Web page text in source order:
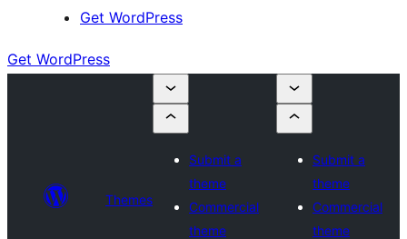
Get WordPress
Get WordPress
Themes
Submit a
theme
Commercial
theme
Submit a
theme
Commercial
theme